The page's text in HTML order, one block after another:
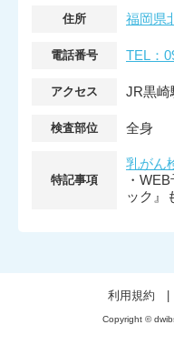
住所 福岡県
電話番号 TEL：
アクセス JR黒崎
検査部位 全身
特記事項
乳がん
・
ック』
利用規約
Copyright ©